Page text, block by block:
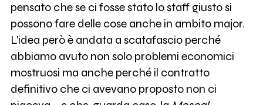
pensato che se ci fosse stato lo staff giusto si
possono fare delle cose anche in ambito major.
L'idea però è andata a scatafascio perché
abbiamo avuto non solo problemi economici
mostruosi ma anche perché il contratto
definitivo che ci avevano proposto non ci